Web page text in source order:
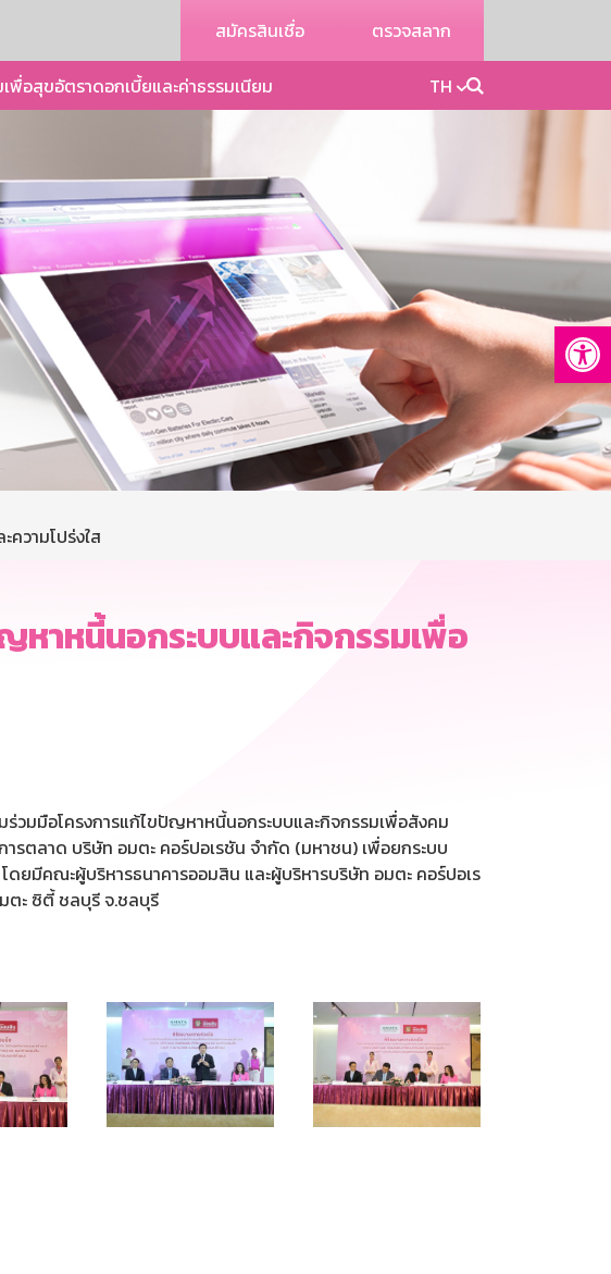
สมัครสินเชื่อ ตรวจสลาก
พื่อสุขอัตราดอกเบี้ยและค่าธรรมเนียม TH
ความโปร่งใส
าหนี้นอกระบบและกิจกรรมเพื่อ
วมมือโครงการแก้ไขปัญหาหนี้นอกระบบและกิจกรรมเพื่อสังคม
ารตลาด บริษัท อมตะ คอร์ปอเรชัน จำกัด (มหาชน) เพื่อยกระบบ
มีคณะผู้บริหารธนาคารออมสิน และผู้บริหารบริษัท อมตะ คอร์ปอเร
ตะ ซิตี้ ชลบุรี จ.ชลบุรี